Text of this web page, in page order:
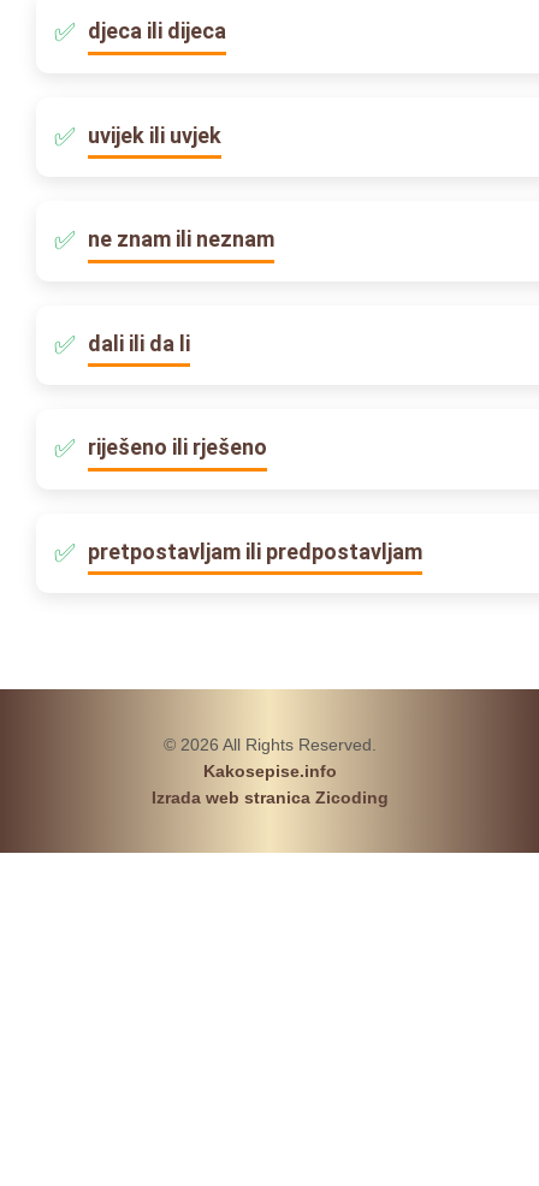
djeca ili dijeca
uvijek ili uvjek
ne znam ili neznam
dali ili da li
riješeno ili rješeno
pretpostavljam ili predpostavljam
© 2026 All Rights Reserved.
Kakosepise.info
Izrada web stranica Zicoding